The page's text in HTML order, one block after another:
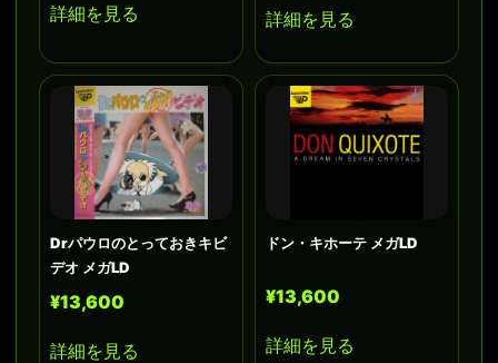
詳細を見る 詳細を見る
Drパウロのとっておきキビ
デオ メガLD
¥13,600
詳細を見る
ドン・キホーテ メガLD
¥13,600
詳細を見る